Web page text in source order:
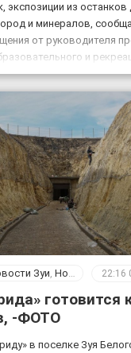
экспозиции из останков
и минералов,
от руководителя
и
Таврида,
университета
Зуи, Новости Крыма 22:16
готовится
-ФОТО
в поселке Зуя